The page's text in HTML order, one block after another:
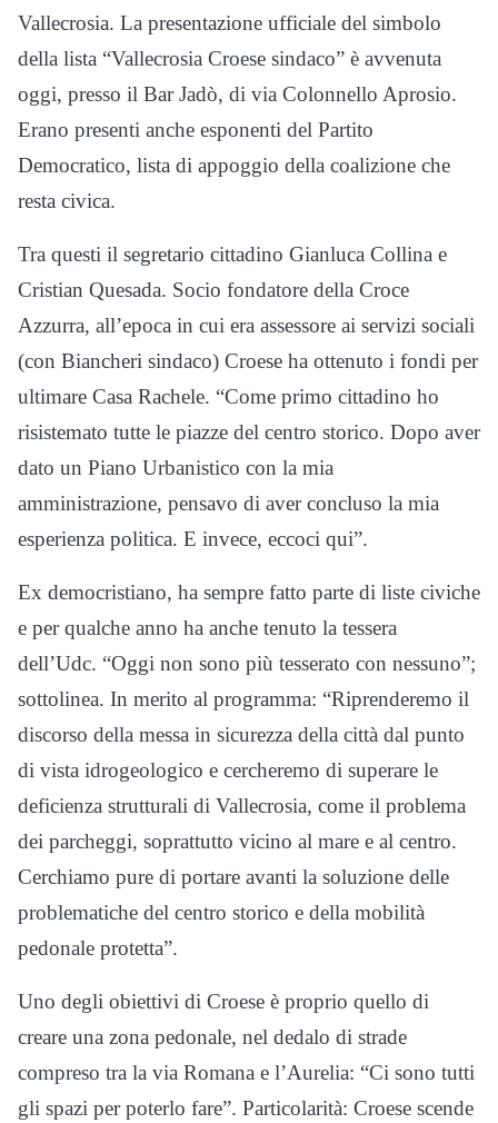
Vallecrosia. La presentazione ufficiale del simbolo
della lista “Vallecrosia Croese sindaco” è avvenuta
oggi, presso il Bar Jadò, di via Colonnello Aprosio.
Erano presenti anche esponenti del Partito
Democratico, lista di appoggio della coalizione che
resta civica.
Tra questi il segretario cittadino Gianluca Collina e
Cristian Quesada. Socio fondatore della Croce
Azzurra, all’epoca in cui era assessore ai servizi sociali
(con Biancheri sindaco) Croese ha ottenuto i fondi per
ultimare Casa Rachele. “Come primo cittadino ho
risistemato tutte le piazze del centro storico. Dopo aver
dato un Piano Urbanistico con la mia
amministrazione, pensavo di aver concluso la mia
esperienza politica. E invece, eccoci qui”.
Ex democristiano, ha sempre fatto parte di liste civiche
e per qualche anno ha anche tenuto la tessera
dell’Udc. “Oggi non sono più tesserato con nessuno”;
sottolinea. In merito al programma: “Riprenderemo il
discorso della messa in sicurezza della città dal punto
di vista idrogeologico e cercheremo di superare le
deficienza strutturali di Vallecrosia, come il problema
dei parcheggi, soprattutto vicino al mare e al centro.
Cerchiamo pure di portare avanti la soluzione delle
problematiche del centro storico e della mobilità
pedonale protetta”.
Uno degli obiettivi di Croese è proprio quello di
creare una zona pedonale, nel dedalo di strade
compreso tra la via Romana e l’Aurelia: “Ci sono tutti
gli spazi per poterlo fare”. Particolarità: Croese scende